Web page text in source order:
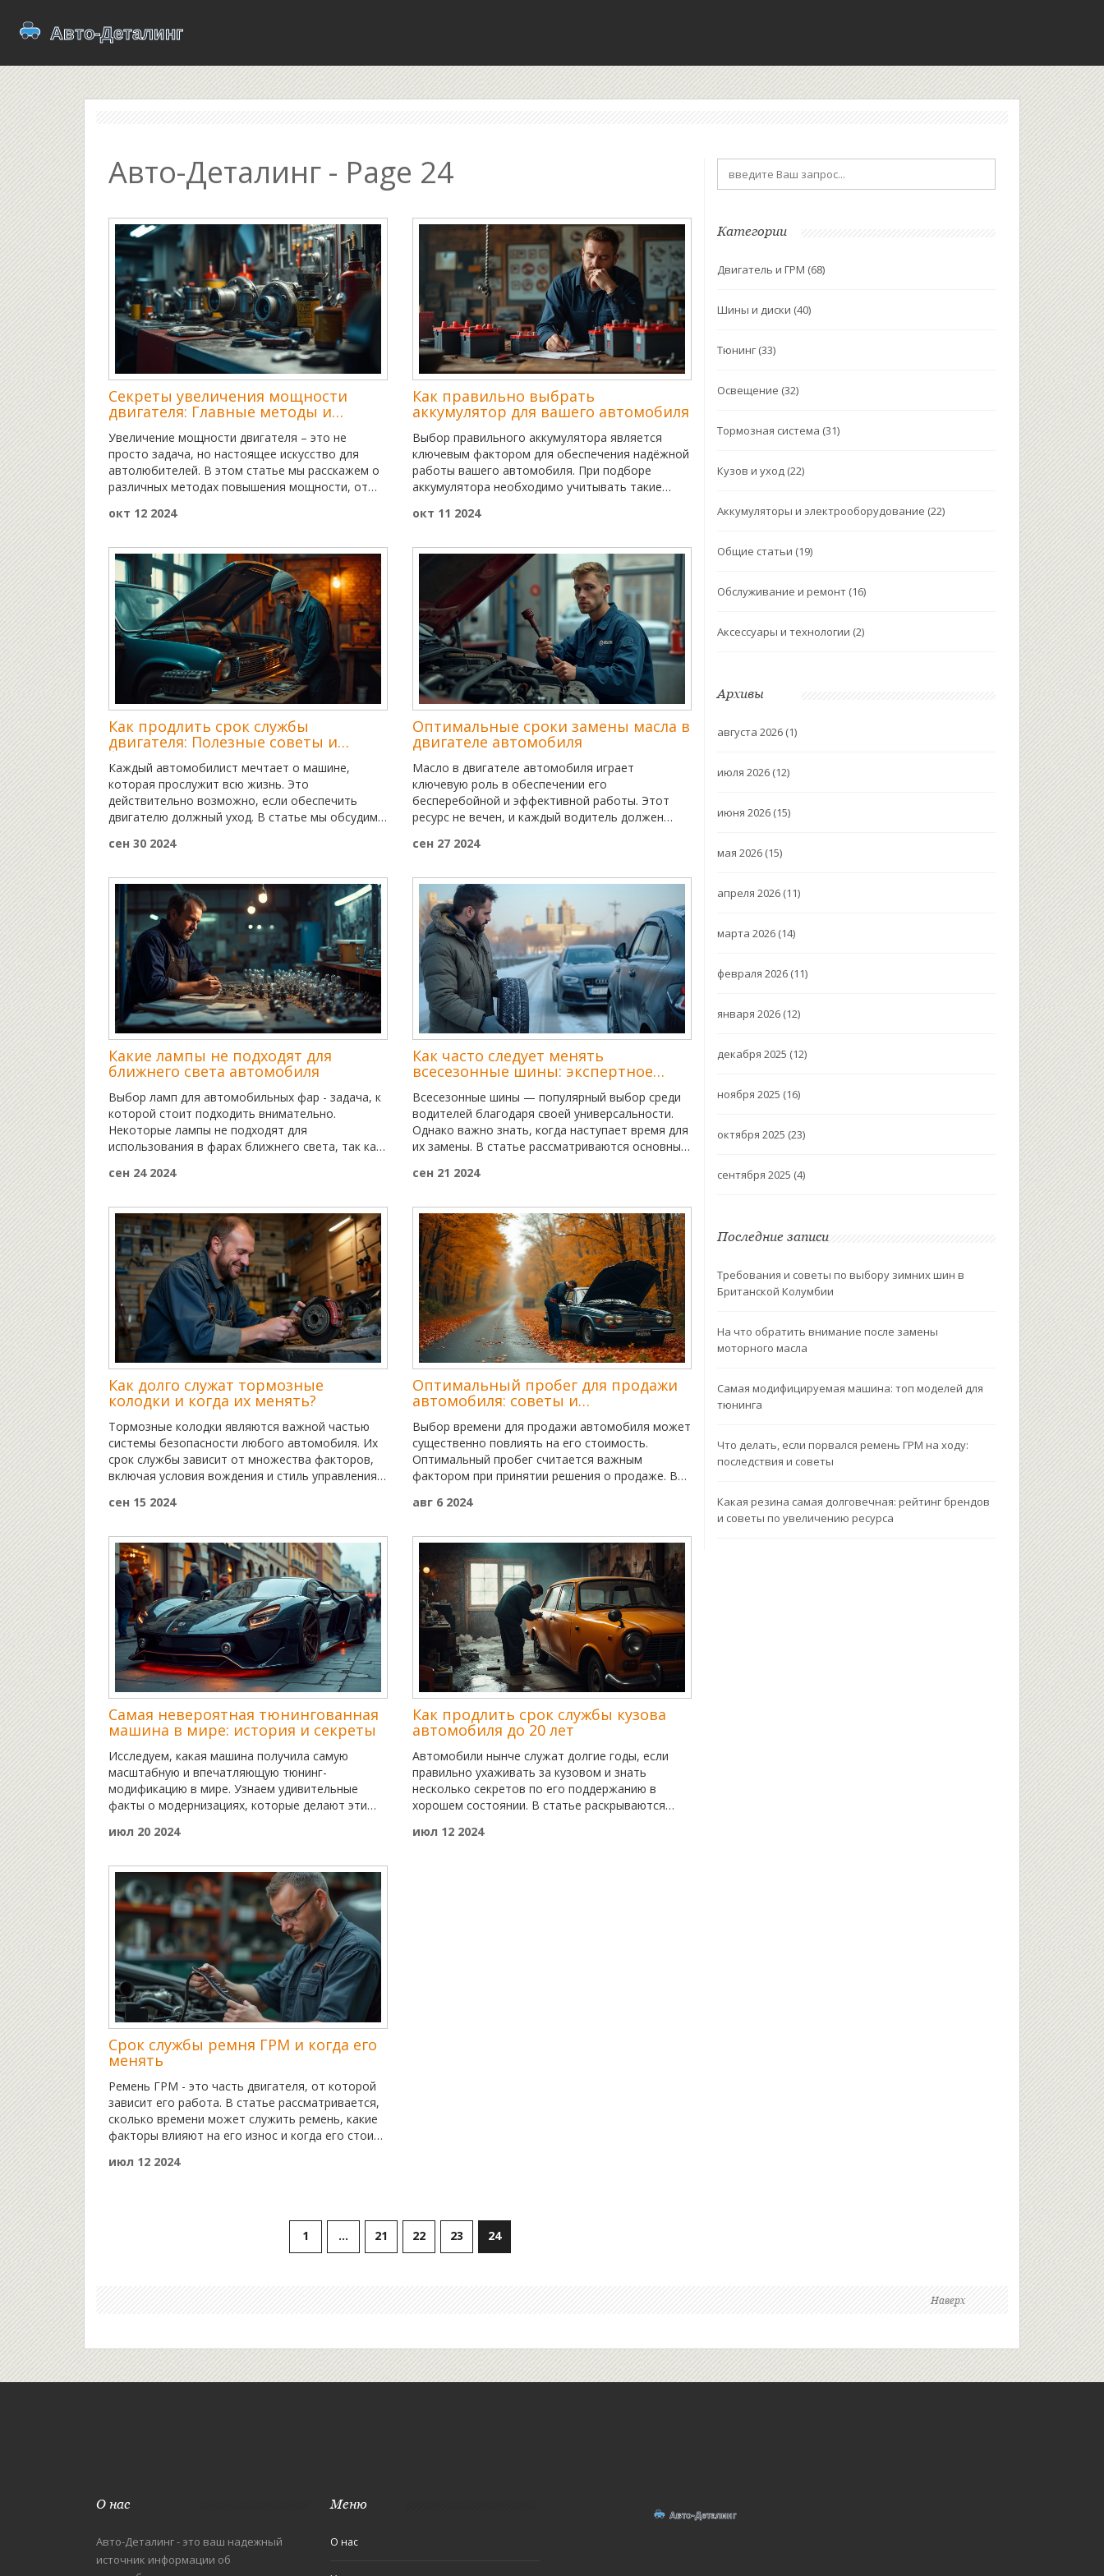
Авто-Деталинг - Page 24
Секреты увеличения мощности
двигателя: Главные методы и
советы
Увеличение мощности двигателя – это не
просто задача, но настоящее искусство для
автолюбителей. В этом статье мы расскажем о
различных методах повышения мощности, от
спортивного топлива. Узнаем, как правильно
на долговечность автомобиля. Также дадим
советы, которые помогут избежать ошибок при
тюнинге.
окт 12 2024
Как правильно выбрать
аккумулятор для вашего автомобиля
Выбор правильного аккумулятора является
ключевым фактором для обеспечения надёжной
работы вашего автомобиля. При подборе
аккумулятора необходимо учитывать такие
Также важно понимать, какие технологии
вашего автомобиля и как их эксплуатация
может повлиять на срок службы устройства.
Важное значение имеют и климатические
условия, в которых будет использоваться
аккумулятор. Прочтите статью, чтобы узнать
основные советы по выбору оптимального
аккумулятора для вашего транспорта.
окт 11 2024
Как продлить срок службы
двигателя: Полезные советы и
факты
Каждый автомобилист мечтает о машине,
которая прослужит всю жизнь. Это
действительно возможно, если обеспечить
двигателю должный уход. В статье мы обсудим,
правильного обслуживания и ухода. Мы
долговечность двигателя, и дадим советы по
поддержанию его в отличном состоянии.
Узнайте, какие практики и привычки помогут
избежать дорогостоящих ремонтов и сохранить
надежность вашего автомобиля на долгие годы.
сен 30 2024
Оптимальные сроки замены масла в
двигателе автомобиля
Масло в двигателе автомобиля играет
ключевую роль в обеспечении его
бесперебойной и эффективной работы. Этот
ресурс не вечен, и каждый водитель должен
может обходиться без замены масла. В статье
сроков замены масла на эксплуатацию
автомобиля, а также приводятся практические
советы для водителей.
сен 27 2024
Какие лампы не подходят для
ближнего света автомобиля
Выбор ламп для автомобильных фар - задача, к
которой стоит подходить внимательно.
Некоторые лампы не подходят для
использования в фарах ближнего света, так как
выйти из строя быстрее, чем аналоговые. В
причины, по которым некоторые из них не стоит
использовать для ближнего света, а также
даются полезные советы по выбору. Понимание
этой темы поможет сделать более безопасный
и рациональный выбор при покупке ламп для
своего автомобиля.
сен 24 2024
Как часто следует менять
всесезонные шины: экспертное
Всесезонные шины — популярный выбор среди
водителей благодаря своей универсальности.
Однако важно знать, когда наступает время для
их замены. В статье рассматриваются основные
всесезонной резины, и даются рекомендации по
обсудим сигналы, указывающие на
необходимость проверки и замены шин.
сен 21 2024
Как долго служат тормозные
колодки и когда их менять?
Тормозные колодки являются важной частью
системы безопасности любого автомобиля. Их
срок службы зависит от множества факторов,
включая условия вождения и стиль управления.
прослужат. Важно знать, когда стоит их
непредвиденных ситуаций на дороге.
сен 15 2024
Оптимальный пробег для продажи
автомобиля: советы и
Выбор времени для продажи автомобиля может
существенно повлиять на его стоимость.
Оптимальный пробег считается важным
фактором при принятии решения о продаже. В
оценки пробега, влияние ухода за двигателем и
как правильно подготовить автомобиль к
продаже и какие хитрости помогут увеличить
его ценность.
авг 6 2024
Самая невероятная тюнингованная
машина в мире: история и секреты
Исследуем, какая машина получила самую
масштабную и впечатляющую тюнинг-
модификацию в мире. Узнаем удивительные
факты о модернизациях, которые делают эти
Поговорим о ярких примерах тюнинга и
воплощают в жизнь невероятные идеи.
Поделимся полезными советами, как сделать
свой автомобиль особенным.
июл 20 2024
Как продлить срок службы кузова
автомобиля до 20 лет
Автомобили нынче служат долгие годы, если
правильно ухаживать за кузовом и знать
несколько секретов по его поддержанию в
хорошем состоянии. В статье раскрываются
автомобиля, а также даны полезные советы по
июл 12 2024
Срок службы ремня ГРМ и когда его
менять
Ремень ГРМ - это часть двигателя, от которой
зависит его работа. В статье рассматривается,
сколько времени может служить ремень, какие
факторы влияют на его износ и когда его стоит
признакам, которые указывают на
июл 12 2024
1 … 21 22 23 24
Категории
Двигатель и ГРМ (68)
Шины и диски (40)
Тюнинг (33)
Освещение (32)
Тормозная система (31)
Кузов и уход (22)
Аккумуляторы и электрооборудование (22)
Общие статьи (19)
Обслуживание и ремонт (16)
Аксессуары и технологии (2)
Архивы
августа 2026 (1)
июля 2026 (12)
июня 2026 (15)
мая 2026 (15)
апреля 2026 (11)
марта 2026 (14)
февраля 2026 (11)
января 2026 (12)
декабря 2025 (12)
ноября 2025 (16)
октября 2025 (23)
сентября 2025 (4)
Последние записи
Требования и советы по выбору зимних шин в
Британской Колумбии
На что обратить внимание после замены
моторного масла
Самая модифицируемая машина: топ моделей для
тюнинга
Что делать, если порвался ремень ГРМ на ходу:
последствия и советы
Какая резина самая долговечная: рейтинг брендов
и советы по увеличению ресурса
Наверх
О нас
Авто-Деталинг - это ваш надежный
источник информации об
Меню
О нас